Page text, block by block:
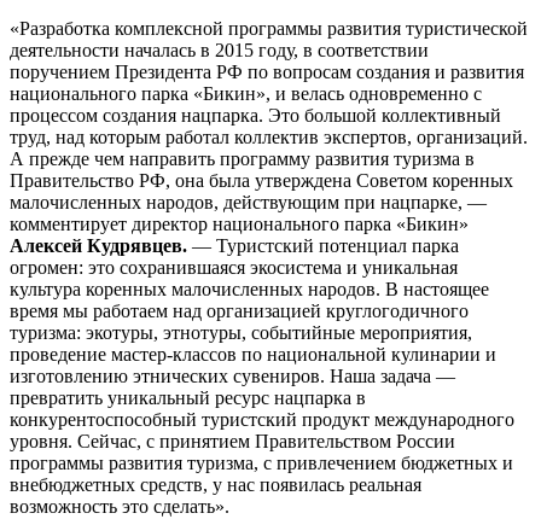
«Разработка комплексной программы развития туристической
деятельности началась в 2015 году, в соответствии
поручением Президента РФ по вопросам создания и развития
национального парка «Бикин», и велась одновременно с
процессом создания нацпарка. Это большой коллективный
труд, над которым работал коллектив экспертов, организаций.
А прежде чем направить программу развития туризма в
Правительство РФ, она была утверждена Советом коренных
малочисленных народов, действующим при нацпарке, —
комментирует директор национального парка «Бикин»
Алексей Кудрявцев. — Туристский потенциал парка
огромен: это сохранившаяся экосистема и уникальная
культура коренных малочисленных народов. В настоящее
время мы работаем над организацией круглогодичного
туризма: экотуры, этнотуры, событийные мероприятия,
проведение мастер-классов по национальной кулинарии и
изготовлению этнических сувениров. Наша задача —
превратить уникальный ресурс нацпарка в
конкурентоспособный туристский продукт международного
уровня. Сейчас, с принятием Правительством России
программы развития туризма, с привлечением бюджетных и
внебюджетных средств, у нас появилась реальная
возможность это сделать».